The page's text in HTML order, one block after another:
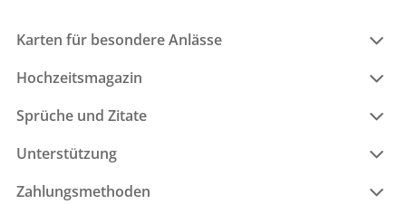
Karten für besondere Anlässe
Hochzeitsmagazin
Sprüche und Zitate
Unterstützung
Zahlungsmethoden